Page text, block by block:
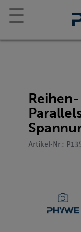
☰
Artikel-Nr.: